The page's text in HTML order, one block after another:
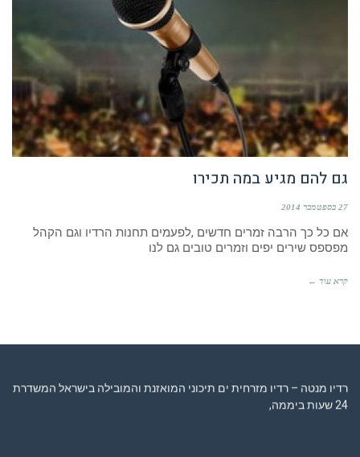
גם להם מגיע במה תכירו
27 בספטמבר 2014
אם כל כך הרבה זמרים חדשים ,לפעמים תחנות הרדיו וגם הקהל
מפספס שירים יפים וזמרים טובים גם לנו
קרא עוד ←
רדיו מנטה – רדיו מזרחית ים תיכוני המואזנת והמובילה בישראל המשדרת
24 שעות ביממה,